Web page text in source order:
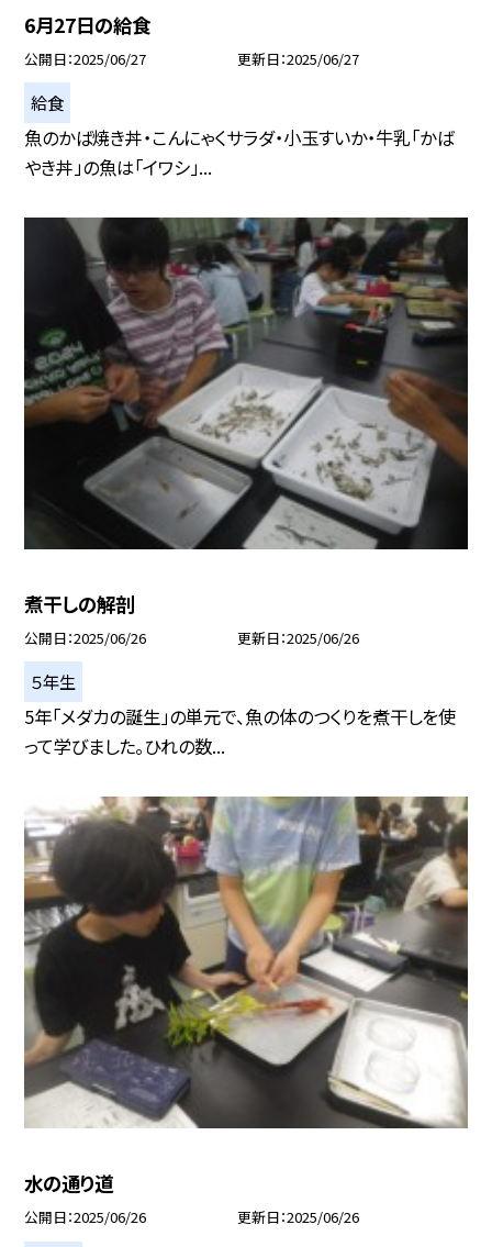
6月27日の給食
公開日 2025/06/27 更新日 2025/06/27
給食
魚のかば焼き丼・こんにゃくサラダ・小玉すいか・牛乳「かば
やき丼」の魚は「イワシ」...
煮干しの解剖
公開日 2025/06/26 更新日 2025/06/26
５年生
5年「メダカの誕生」の単元で、魚の体のつくりを煮干しを使
って学びました。ひれの数...
水の通り道
公開日 2025/06/26 更新日 2025/06/26